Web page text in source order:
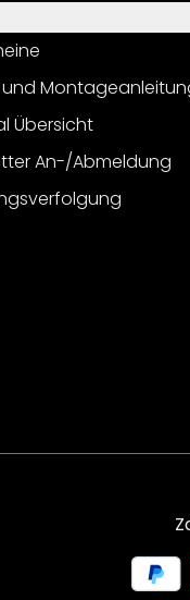
Übersicht
An-/Abmeldung